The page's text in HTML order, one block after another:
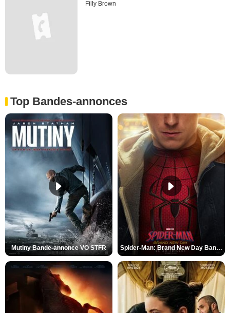
Filly Brown
Top Bandes-annonces
Mutiny Bande-annonce VO STFR Spider-Man: Brand New Day Bande-annonce VO STFR